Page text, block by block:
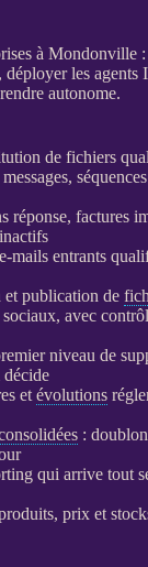
à Mondonville
les agents
autonome.
de fichiers
réponse, factures
mails entrants
et publication de
sociaux, avec
niveau de
décide
et évolutions
:
qui arrive tout
prix et